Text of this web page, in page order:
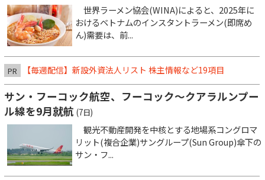
世界ラーメン協会(WINA)によると、2025年に
おけるベトナムのインスタントラーメン(即席め
ん)需要は、前...
PR 【毎週配信】新設外資法人リスト 株主情報など19項目
サン・フーコック航空、フーコック～クアラルンプー
ル線を9月就航 (7日)
観光不動産開発を中核とする地場系コングロマ
リット(複合企業)サングループ(Sun Group)傘下の
サン・フ...